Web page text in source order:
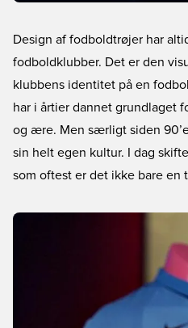
Design af fodboldtrøjer har
fodboldklubber. Det er den
klubbens identitet på en
har i årtier dannet grundlaget
og ære. Men særligt siden
sin helt egen kultur. I dag
som oftest er det ikke bare en